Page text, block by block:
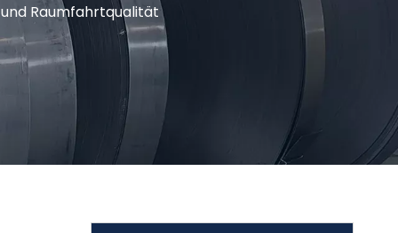
Raumfahrtqualität